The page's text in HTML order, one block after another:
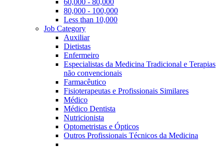
80,000 - 100,000
Less than 10,000
Job Category
Auxiliar
Dietistas
Enfermeiro
Especialistas da Medicina Tradicional e Terapias
não convencionais
Farmacêutico
Fisioterapeutas e Profissionais Similares
Médico
Médico Dentista
Nutricionista
Optometristas e Ópticos
Outros Profissionais Técnicos da Medicina